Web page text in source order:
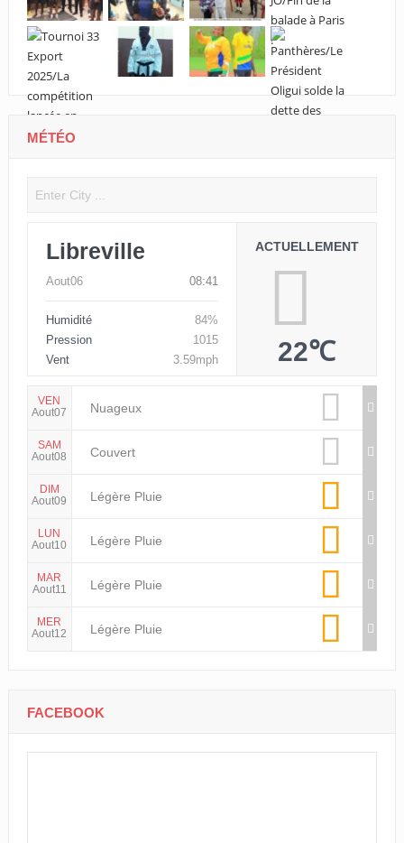
MÉTÉO
Libreville
Aout06 08:41
Humidité
84%
Pression
1015
Vent
3.59mph
ACTUELLEMENT
22℃
VEN
Aout07
Nuageux
SAM
Aout08
Couvert
DIM
Aout09
Légère Pluie
LUN
Aout10
Légère Pluie
MAR
Aout11
Légère Pluie
MER
Aout12
Légère Pluie
FACEBOOK